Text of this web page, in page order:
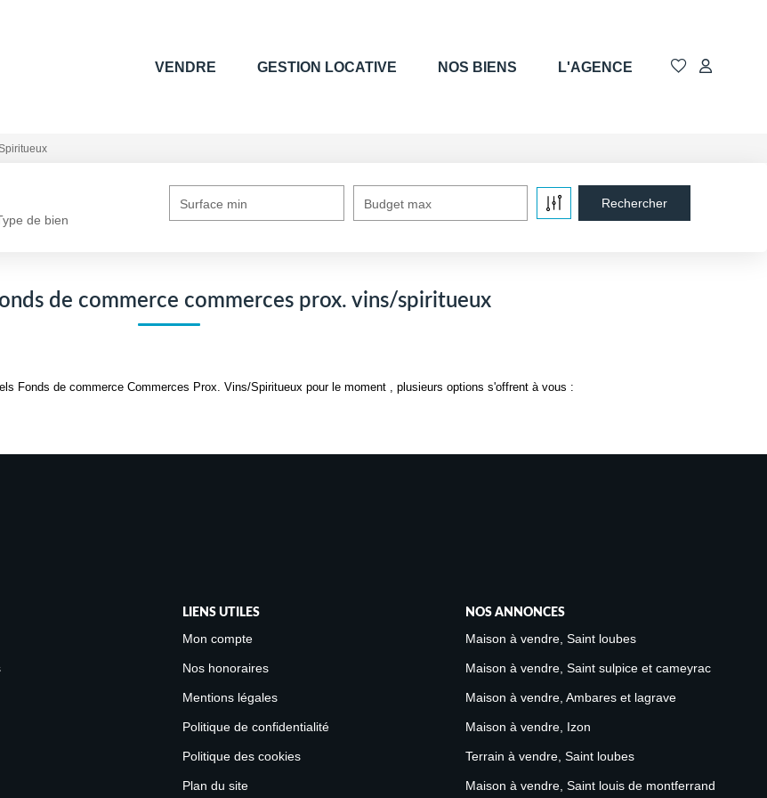
VENDRE GESTION LOCATIVE NOS BIENS L'AGENCE
de bien
Surface min Budget max
de commerce commerces prox. vins/spiritueux
Fonds de commerce Commerces Prox. Vins/Spiritueux pour le moment , plusieurs options s'offrent à vous :
LIENS UTILES
Mon compte
Nos honoraires
Mentions légales
Politique de confidentialité
Politique des cookies
Plan du site
NOS ANNONCES
Maison à vendre, Saint loubes
Maison à vendre, Saint sulpice et cameyrac
Maison à vendre, Ambares et lagrave
Maison à vendre, Izon
Terrain à vendre, Saint loubes
Maison à vendre, Saint louis de montferrand